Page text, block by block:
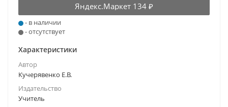
Яндекс.Маркет 134 ₽
- в наличии
- отсутствует
Характеристики
Автор
Кучерявенко Е.В.
Издательство
Учитель